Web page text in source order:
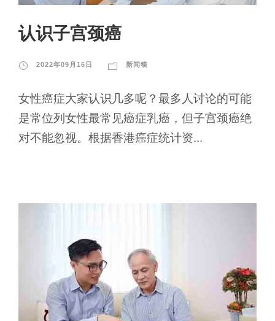
认识子宫颈癌
2022年09月16日 新闻稿
女性癌症大家认识几多呢？最多人讨论的可能
是常位列女性最常见癌症乳癌，但子宫颈癌绝
对不能忽视。根据香港癌症统计资...